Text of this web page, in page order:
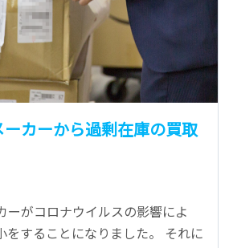
カーから過剰在庫の買取
ーがコロナウイルスの影響によ
をすることになりました。 それに